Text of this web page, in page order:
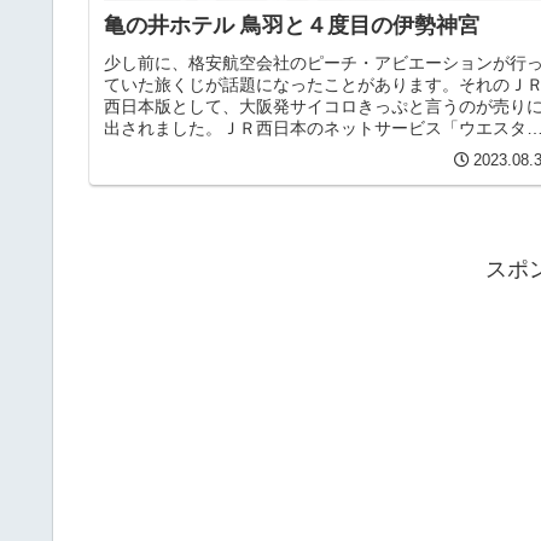
亀の井ホテル 鳥羽と４度目の伊勢神宮
少し前に、格安航空会社のピーチ・アビエーションが行っ
ていた旅くじが話題になったことがあります。それのＪＲ
西日本版として、大阪発サイコロきっぷと言うのが売りに
出されました。ＪＲ西日本のネットサービス「ウエスタ
スポ